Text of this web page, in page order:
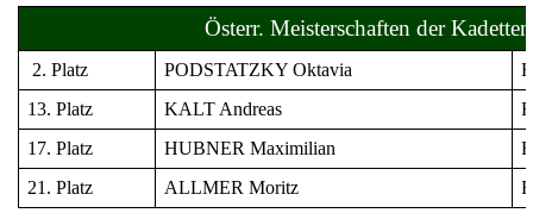
Österr. Meisterschaften der
2. Platz PODSTATZKY Oktavia
13. Platz
KALT Andreas
17. Platz
HUBNER Maximilian
21. Platz
ALLMER Moritz